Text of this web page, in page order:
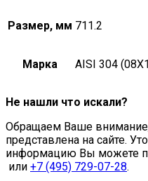
Размер, мм 711.2
Марка AISI 304
Не нашли что искали?
Обращаем Ваше
представлена на сайте.
информацию Вы можете
или +7 (495) 729-07-28.